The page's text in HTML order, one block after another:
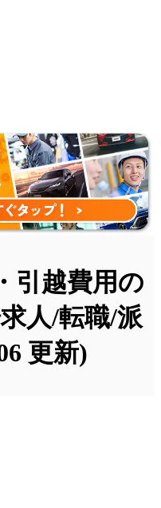
引越費用の
人/転職/派
更新)